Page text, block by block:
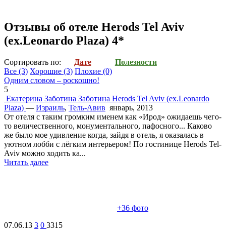
Отзывы об отеле Herods Tel Aviv
(ex.Leonardo Plaza) 4*
Cортировать по: Дате
Полезности
Все (3) Хорошие (3) Плохие (0)
Одним словом – роскошно!
5
Екатерина Заботина Заботина Herods Tel Aviv (ex.Leonardo
Plaza) — Израиль, Тель-Авив январь, 2013
От отеля с таким громким именем как «Ирод» ожидаешь чего-
то величественного, монументального, пафосного... Каково
же было мое удивление когда, зайдя в отель, я оказалась в
уютном лобби с лёгким интерьером! По гостинице Herods Tel-
Aviv можно ходить ка...
Читать далее
+36 фото
07.06.13 3 0 3315